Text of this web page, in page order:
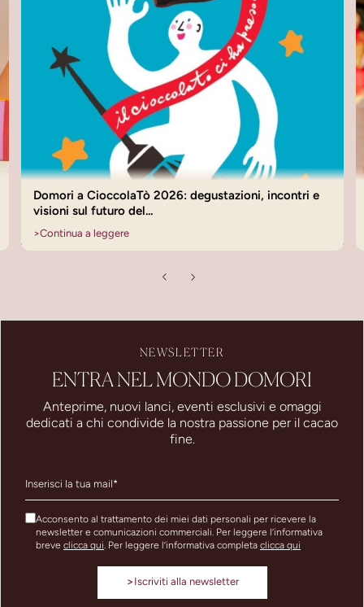
San Valentino Domori 2026: idee regalo tra amore e
cioccolato
>Continua a leggere
NEWSLETTER
ENTRA NEL MONDO DOMORI
Anteprime, nuovi lanci, eventi esclusivi e omaggi
dedicati a chi condivide la nostra passione per il cacao
fine.
Acconsento al trattamento dei miei dati personali per ricevere la
newsletter e comunicazioni commerciali. Per leggere l’informativa
breve clicca qui. Per leggere l’informativa completa clicca qui
> Iscriviti alla newsletter